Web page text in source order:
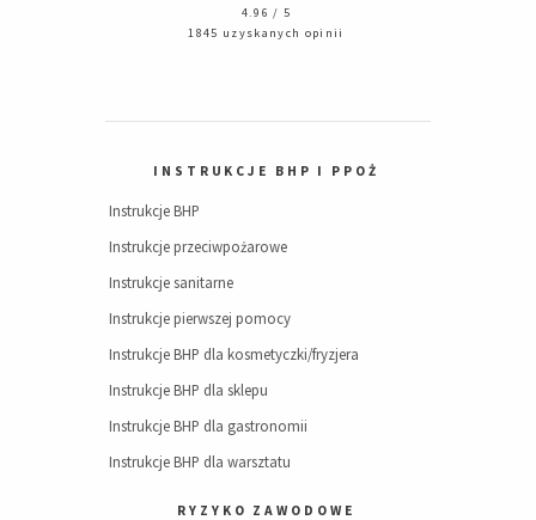
4.96 / 5
1845 uzyskanych opinii
INSTRUKCJE BHP I PPOŻ
Instrukcje BHP
Instrukcje przeciwpożarowe
Instrukcje sanitarne
Instrukcje pierwszej pomocy
Instrukcje BHP dla kosmetyczki/fryzjera
Instrukcje BHP dla sklepu
Instrukcje BHP dla gastronomii
Instrukcje BHP dla warsztatu
RYZYKO ZAWODOWE